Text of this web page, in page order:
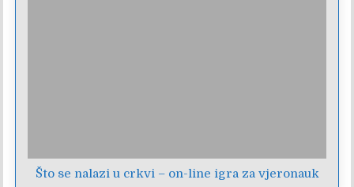
Što se nalazi u crkvi – on-line igra za vjeronauk